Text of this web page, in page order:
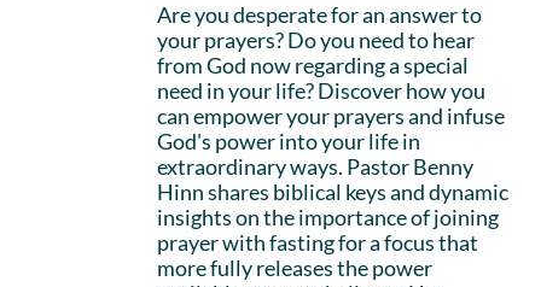
Are you desperate for an answer to
your prayers? Do you need to hear
from God now regarding a special
need in your life? Discover how you
can empower your prayers and infuse
God's power into your life in
extraordinary ways. Pastor Benny
Hinn shares biblical keys and dynamic
insights on the importance of joining
prayer with fasting for a focus that
more fully releases the power